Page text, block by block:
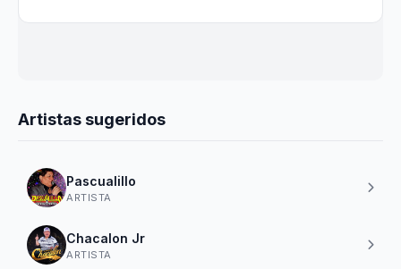
Artistas sugeridos
Pascualillo
ARTISTA
Chacalon Jr
ARTISTA